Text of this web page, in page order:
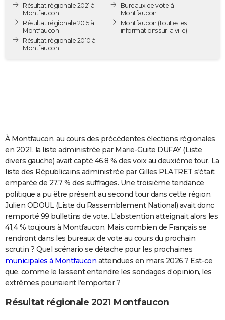
Destinations
City break
Voyage nature
Voyage de noces
Forum
PHOTO
GUIDES D'ACHAT
BONS PLANS
COPAINS D'AVANT
S'inscrire
Se connecter
Lycées
Collèges
Primaires
Universités
Entreprises
Service militaire
Avis de recherche
AVIS DE DÉCÈS
FORUM
Bricolage
Lifestyle
Culture
Sport
Auto
Television
Voyage
Cinema
Résultat régionale 2021 à
Montfaucon
Résultat régionale 2015 à
Montfaucon
Résultat régionale 2010 à
Montfaucon
Bureaux de vote à
Montfaucon
Montfaucon (toutes les
informations sur la ville)
À Montfaucon, au cours des précédentes élections régionales
en 2021, la liste administrée par Marie-Guite DUFAY (Liste
divers gauche) avait capté 46,8 % des voix au deuxième tour. La
liste des Républicains administrée par Gilles PLATRET s'était
emparée de 27,7 % des suffrages. Une troisième tendance
politique a pu être présent au second tour dans cette région.
Julien ODOUL (Liste du Rassemblement National) avait donc
remporté 99 bulletins de vote. L'abstention atteignait alors les
41,4 % toujours à Montfaucon. Mais combien de Français se
rendront dans les bureaux de vote au cours du prochain
scrutin ? Quel scénario se détache pour les prochaines
municipales à Montfaucon attendues en mars 2026 ? Est-ce
que, comme le laissent entendre les sondages d’opinion, les
extrêmes pourraient l'emporter ?
Résultat régionale 2021 Montfaucon